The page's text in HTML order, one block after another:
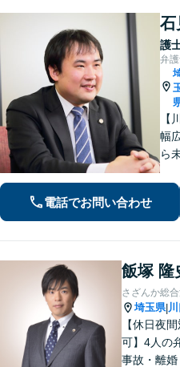
石
護
弁
【
幅
ら
分
所
く
電話でお問い合わせ
飯塚 隆
さざんか総
埼玉県|
【休日夜
可】4人の
事故・離